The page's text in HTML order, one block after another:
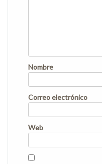
Nombre
Correo electrónico
Web